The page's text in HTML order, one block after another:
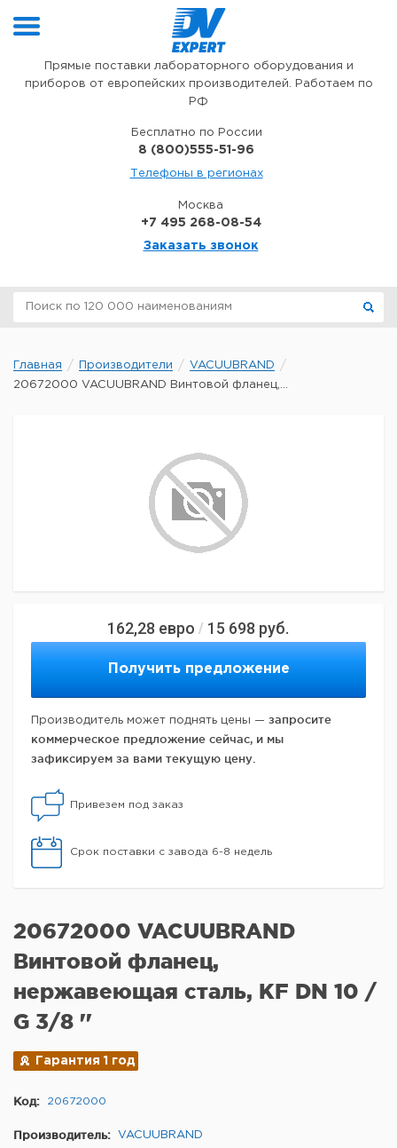
Прямые поставки лабораторного оборудования и
приборов от европейских производителей. Работаем по
РФ
Бесплатно по России
8 (800)555-51-96
Телефоны в регионах
Москва
+7 495 268-08-54
Заказать звонок
Главная Производители
VACUUBRAND
20672000 VACUUBRAND Винтовой фланец,...
162,28 евро / 15 698 руб.
Получить предложение
Производитель может поднять цены — запросите
коммерческое предложение сейчас, и мы
зафиксируем за вами текущую цену.
Привезем под заказ
Срок поставки с завода 6-8 недель
20672000 VACUUBRAND
Винтовой фланец,
нержавеющая сталь, KF DN 10 /
G 3/8 ''
Гарантия 1 год
Код: 20672000
Производитель: VACUUBRAND